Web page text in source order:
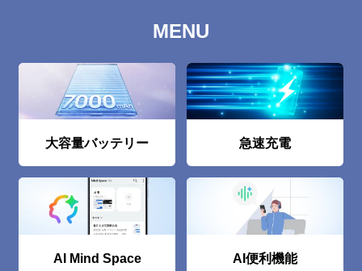
MENU
大容量バッテリー 急速充電
AI Mind Space AI便利機能